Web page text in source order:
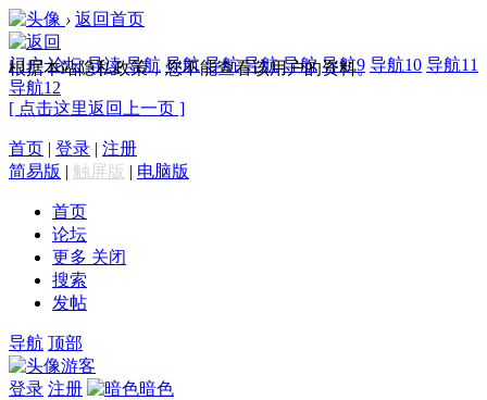
› 返回首页
门户 论坛 导读 导航 导航 导航 导航 导航 导航9 导航10 导航11
导航12
根据本站隐私政策，您不能查看该用户的资料。
[ 点击这里返回上一页 ]
首页 | 登录 | 注册
简易版 | 触屏版 | 电脑版
首页
论坛
更多 关闭
搜索
发帖
导航 顶部
游客
登录 注册 暗色